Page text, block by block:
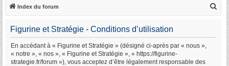
Index du forum
Figurine et Stratégie - Conditions d’utilisation
En accédant à « Figurine et Stratégie » (désigné ci-après par « nous »,
« notre », « nos », « Figurine et Stratégie », « https://figurine-
strategie.fr/forum »), vous acceptez d’être légalement responsable des